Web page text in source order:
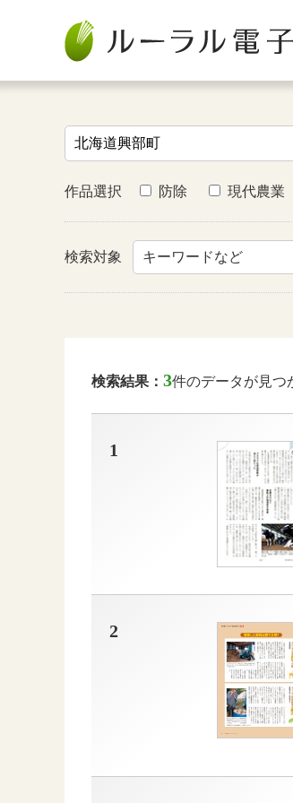
作品選択 防除 現代農業
検索対象
検索結果： 3件のデータが見つ
1
2